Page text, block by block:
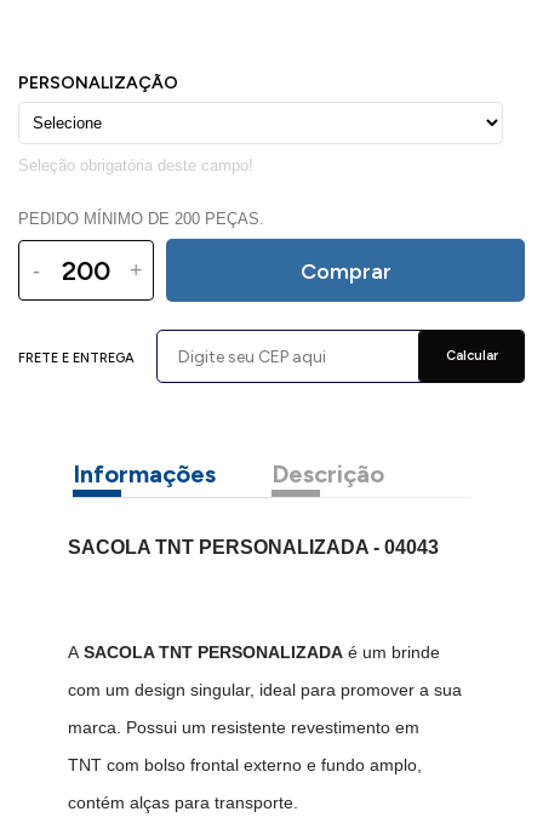
PEDIDO MÍNIMO DE 200 PEÇAS.
- + Comprar
FRETE E ENTREGA Calcular
Informações Descrição
SACOLA TNT PERSONALIZADA - 04043
ASACOLA TNT PERSONALIZADAé um brinde
com um design singular, ideal para promover a sua
marca. Possui um resistente revestimento em
TNT com bolso frontal externo e fundo amplo,
contém alças para transporte.